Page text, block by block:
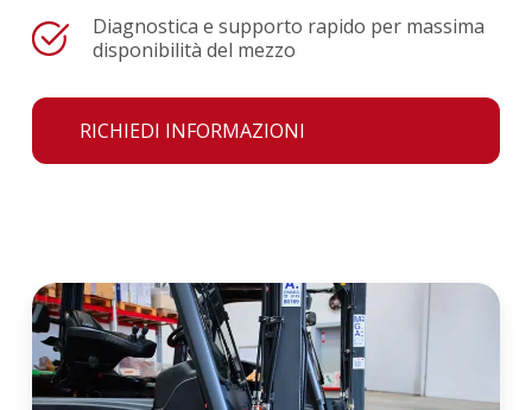
Diagnostica e supporto rapido per massima
disponibilità del mezzo
RICHIEDI INFORMAZIONI